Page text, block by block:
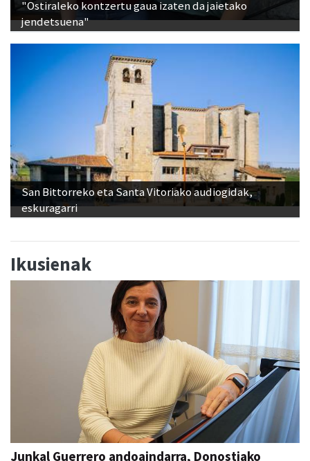
San Bittorreko eta Santa Vitoriako audiogidak,
eskuragarri
Junkal Guerrero andoaindarra, Donostiako
Musika Hamabostaldiko protagonista